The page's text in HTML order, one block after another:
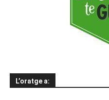
L’oratge a: